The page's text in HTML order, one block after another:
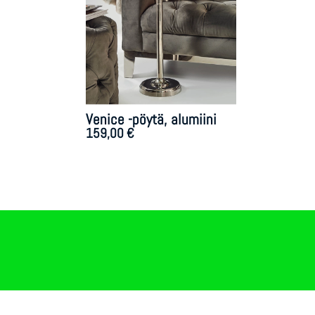
Venice -pöytä, alumiini
159,00€